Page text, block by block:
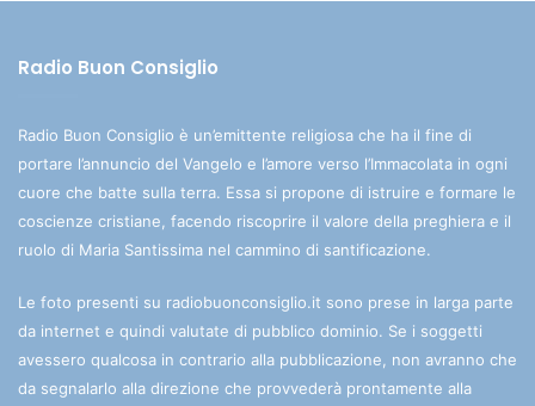
Radio Buon Consiglio
Radio Buon Consiglio è un’emittente religiosa che ha il fine di
portare l’annuncio del Vangelo e l’amore verso l’Immacolata in ogni
cuore che batte sulla terra. Essa si propone di istruire e formare le
coscienze cristiane, facendo riscoprire il valore della preghiera e il
ruolo di Maria Santissima nel cammino di santificazione.
Le foto presenti su radiobuonconsiglio.it sono prese in larga parte
da internet e quindi valutate di pubblico dominio. Se i soggetti
avessero qualcosa in contrario alla pubblicazione, non avranno che
da segnalarlo alla direzione che provvederà prontamente alla